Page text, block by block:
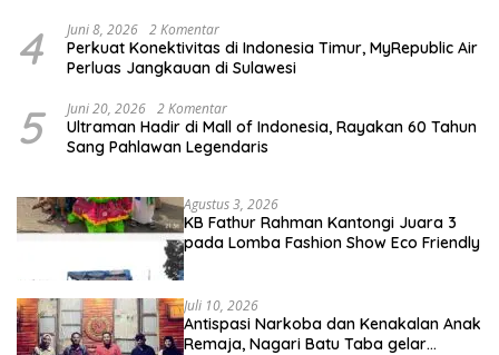
4 Juni 8, 2026 2 Komentar
Perkuat Konektivitas di Indonesia Timur, MyRepublic Air
Perluas Jangkauan di Sulawesi
5 Juni 20, 2026 2 Komentar
Ultraman Hadir di Mall of Indonesia, Rayakan 60 Tahun
Sang Pahlawan Legendaris
Agustus 3, 2026
KB Fathur Rahman Kantongi Juara 3
pada Lomba Fashion Show Eco Friendly
Juli 10, 2026
Antispasi Narkoba dan Kenakalan Anak
Remaja, Nagari Batu Taba gelar